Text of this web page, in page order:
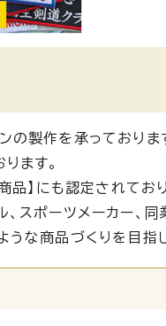
製作を承っておりま
ます。
品】にも認定されており
ポーツメーカー、同
な商品づくりを目指